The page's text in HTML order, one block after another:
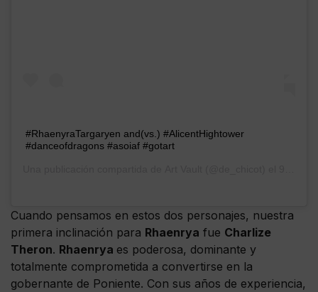
#RhaenyraTargaryen and(vs.) #AlicentHightower
#danceofdragons #asoiaf #gotart
Cuando pensamos en estos dos personajes, nuestra
primera inclinación para Rhaenrya fue Charlize
Theron. Rhaenrya es poderosa, dominante y
totalmente comprometida a convertirse en la
gobernante de Poniente. Con sus años de experiencia,